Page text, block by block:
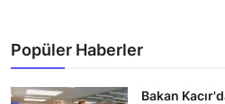
Popüler Haberler
Bakan